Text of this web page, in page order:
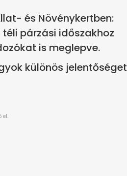
és Növénykertben:
téli párzási időszakhoz
is meglepve.
különös jelentőséget